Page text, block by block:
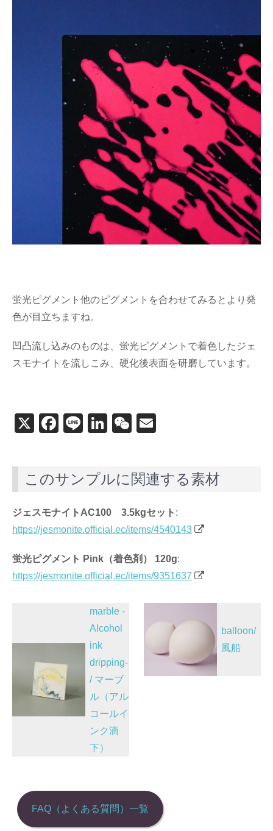
蛍光ピグメント他のピグメントを合わせてみるとより発
色が目立ちますね。
凹凸流し込みのものは、蛍光ピグメントで着色したジェ
スモナイトを流しこみ、硬化後表面を研磨しています。
X
F
e
o
o
k
Li
Li
e
n
W
h
このサンプルに関連する素材
ジェスモナイトAC100 3.5kgセット :
https://jesmonite.official.ec/items/4540143
蛍光ピグメント Pink（着色剤） 120g:
https://jesmonite.official.ec/items/9351637
ビ
ー
marble -
Alcohol
ink
dripping-
/ マーブ
ル（アル
コールイ
ンク滴
下）
balloon/
風船
FAQ（よくある質問）一覧